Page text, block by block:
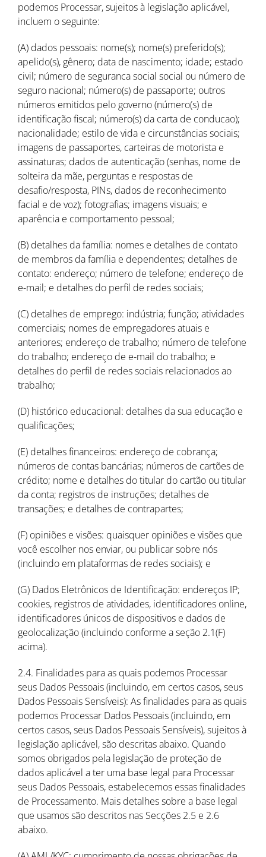
podemos Processar, sujeitos à legislação aplicável,
incluem o seguinte:
(A) dados pessoais: nome(s); nome(s) preferido(s);
apelido(s), gênero; data de nascimento; idade; estado
civil; número de seguranca social social ou número de
seguro nacional; número(s) de passaporte; outros
números emitidos pelo governo (número(s) de
identificação fiscal; número(s) da carta de conducao);
nacionalidade; estilo de vida e circunstâncias sociais;
imagens de passaportes, carteiras de motorista e
assinaturas; dados de autenticação (senhas, nome de
solteira da mãe, perguntas e respostas de
desafio/resposta, PINs, dados de reconhecimento
facial e de voz); fotografias; imagens visuais; e
aparência e comportamento pessoal;
(B) detalhes da família: nomes e detalhes de contato
de membros da família e dependentes; detalhes de
contato: endereço; número de telefone; endereço de
e-mail; e detalhes do perfil de redes sociais;
(C) detalhes de emprego: indústria; função; atividades
comerciais; nomes de empregadores atuais e
anteriores; endereço de trabalho; número de telefone
do trabalho; endereço de e-mail do trabalho; e
detalhes do perfil de redes sociais relacionados ao
trabalho;
(D) histórico educacional: detalhes da sua educação e
qualificações;
(E) detalhes financeiros: endereço de cobrança;
números de contas bancárias; números de cartões de
crédito; nome e detalhes do titular do cartão ou titular
da conta; registros de instruções; detalhes de
transações; e detalhes de contrapartes;
(F) opiniões e visões: quaisquer opiniões e visões que
você escolher nos enviar, ou publicar sobre nós
(incluindo em plataformas de redes sociais); e
(G) Dados Eletrônicos de Identificação: endereços IP;
cookies, registros de atividades, identificadores online,
identificadores únicos de dispositivos e dados de
geolocalização (incluindo conforme a seção 2.1(F)
acima).
2.4. Finalidades para as quais podemos Processar
seus Dados Pessoais (incluindo, em certos casos, seus
Dados Pessoais Sensíveis): As finalidades para as quais
podemos Processar Dados Pessoais (incluindo, em
certos casos, seus Dados Pessoais Sensíveis), sujeitos à
legislação aplicável, são descritas abaixo. Quando
somos obrigados pela legislação de proteção de
dados aplicável a ter uma base legal para Processar
seus Dados Pessoais, estabelecemos essas finalidades
de Processamento. Mais detalhes sobre a base legal
que usamos são descritos nas Secções 2.5 e 2.6
abaixo.